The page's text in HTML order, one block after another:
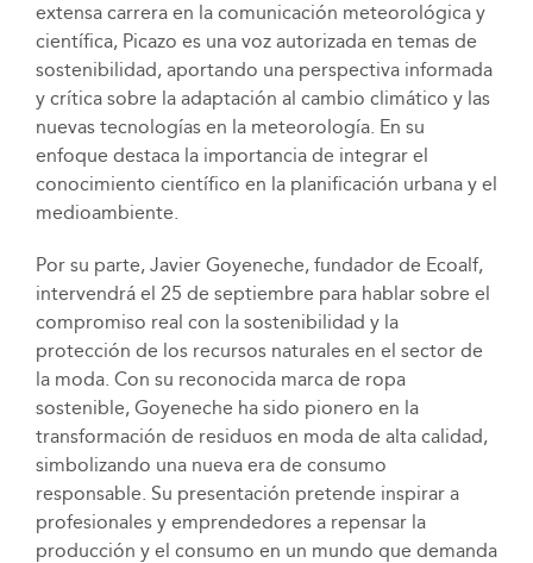
extensa carrera en la comunicación meteorológica y
científica, Picazo es una voz autorizada en temas de
sostenibilidad, aportando una perspectiva informada
y crítica sobre la adaptación al cambio climático y las
nuevas tecnologías en la meteorología. En su
enfoque destaca la importancia de integrar el
conocimiento científico en la planificación urbana y el
medioambiente.
Por su parte, Javier Goyeneche, fundador de Ecoalf,
intervendrá el 25 de septiembre para hablar sobre el
compromiso real con la sostenibilidad y la
protección de los recursos naturales en el sector de
la moda. Con su reconocida marca de ropa
sostenible, Goyeneche ha sido pionero en la
transformación de residuos en moda de alta calidad,
simbolizando una nueva era de consumo
responsable. Su presentación pretende inspirar a
profesionales y emprendedores a repensar la
producción y el consumo en un mundo que demanda